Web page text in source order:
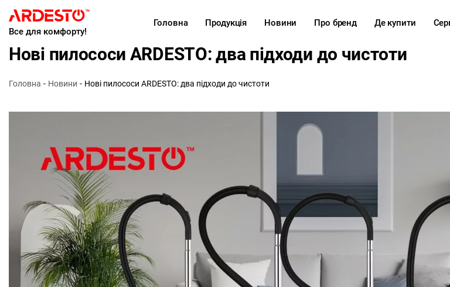
Все для комфорту!
Головна Продукція Новини Про бренд Де купити
Нові пилососи ARDESTO: два підходи до чистоти
Головна Новини Нові пилососи ARDESTO: два підходи до чистоти